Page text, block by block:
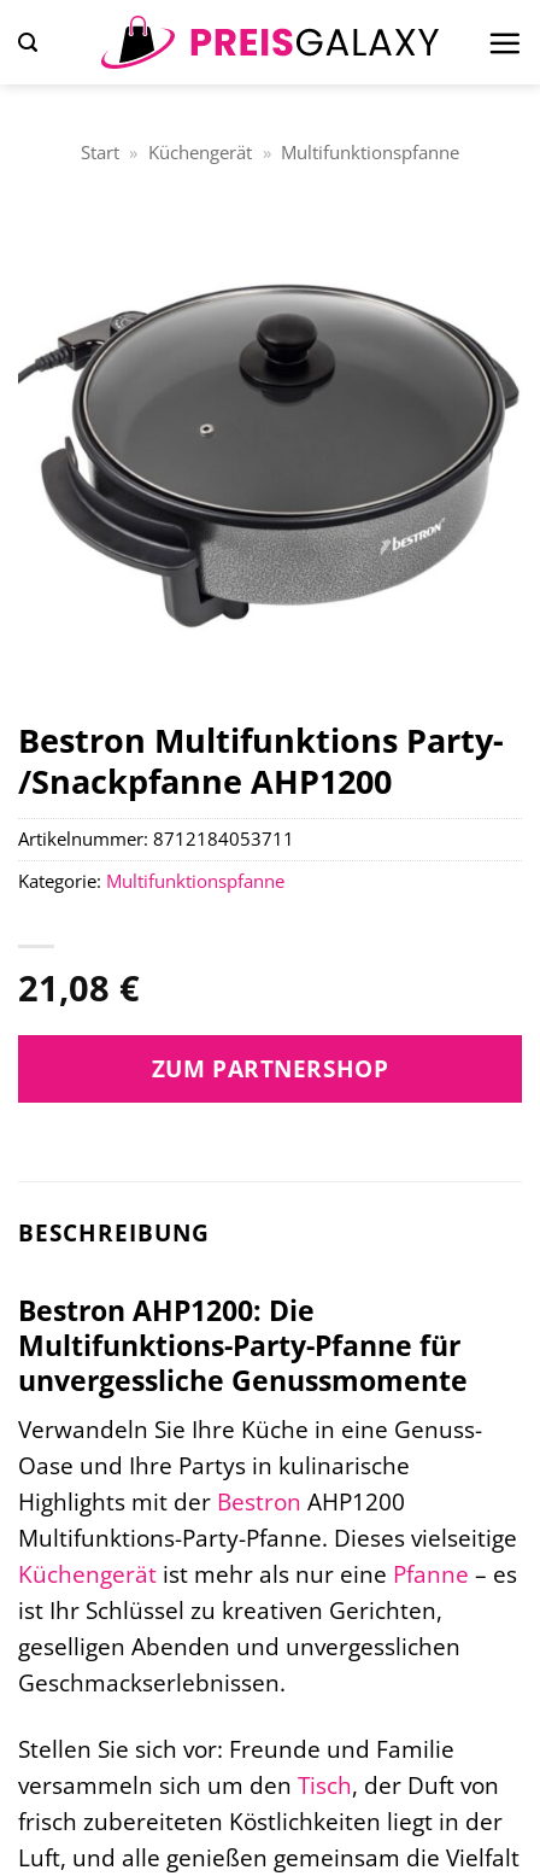
Inhalt
Start » Küchengerät » Multifunktionspfanne
Bestron Multifunktions Party-
/Snackpfanne AHP1200
21,08 €
ZUM PARTNERSHOP
Artikelnummer: 8712184053711
Kategorie: Multifunktionspfanne
BESCHREIBUNG
Bestron AHP1200: Die
Multifunktions-Party-Pfanne für
unvergessliche Genussmomente
Verwandeln Sie Ihre Küche in eine Genuss-
Oase und Ihre Partys in kulinarische
Highlights mit der Bestron AHP1200
Multifunktions-Party-Pfanne. Dieses vielseitige
Küchengerät ist mehr als nur eine Pfanne – es
ist Ihr Schlüssel zu kreativen Gerichten,
geselligen Abenden und unvergesslichen
Geschmackserlebnissen.
Stellen Sie sich vor: Freunde und Familie
versammeln sich um den Tisch, der Duft von
frisch zubereiteten Köstlichkeiten liegt in der
Luft, und alle genießen gemeinsam die Vielfalt